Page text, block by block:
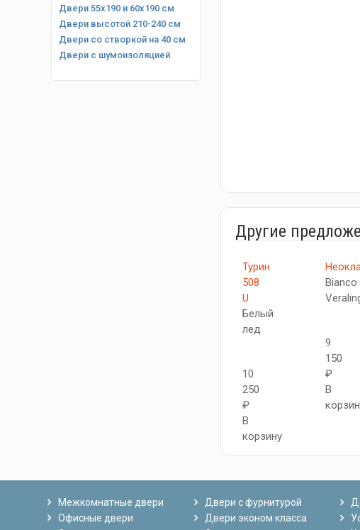
Двери 55х190 и 60х190 см
Двери высотой 210-240 см
Двери со створкой на 40 см
Двери с шумоизоляцией
Другие
Турин
508
U
Белый
лед
10
250
₽
В
корзину
Bianco
9
150
₽
В
Межкомнатные двери
Офисные двери
Двери с фурнитурой
Двери эконом класса